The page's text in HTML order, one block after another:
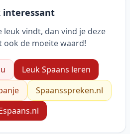
interessant
leuk vindt, dan vind je deze
ook de moeite waard!
Leuk Spaans leren
Spaansspreken.nl